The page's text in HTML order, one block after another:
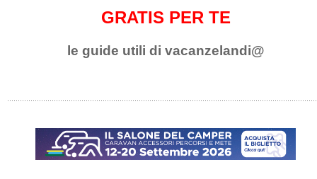
GRATIS PER TE
le guide utili di vacanzelandi@